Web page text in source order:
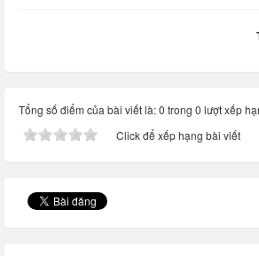
Tổng số điểm của bài viết là: 0 trong 0 lượt xếp
Click để xếp hạng bài viết